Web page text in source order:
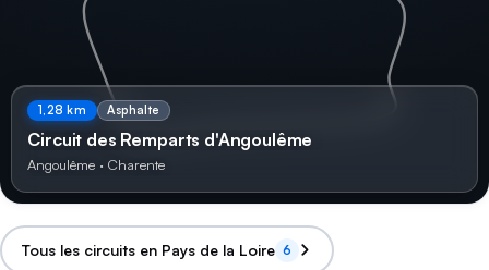
1,28 km Asphalte
Circuit des Remparts d'Angoulême
Angoulême · Charente
Tous les circuits en Pays de la Loire 6